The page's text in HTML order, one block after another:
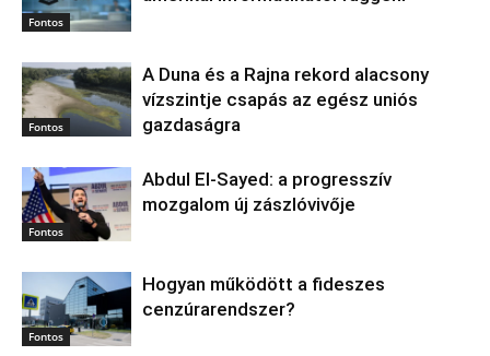
Fontos
Fontos
A Duna és a Rajna rekord alacsony
vízszintje csapás az egész uniós
gazdaságra
Fontos
Abdul El‑Sayed: a progresszív
mozgalom új zászlóvivője
Fontos
Hogyan működött a fideszes
cenzúrarendszer?